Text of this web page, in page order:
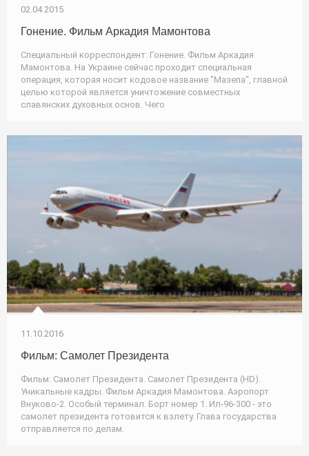
02.04.2015
Гонение. Фильм Аркадия Мамонтова
Специальный корреспондент: Гонение. Фильм Аркадия
Мамонтова. На Украине сейчас проходит специальная
операция, которая носит кодовое название "Мазепа", главной
целью которой является уничтожение совместных
славянских духовных основ. Чего
11.10.2016
Фильм: Самолет Президента
Фильм: Самолет Президента. Самолет Президента (HD).
Уникальные кадры. Фильм Аркадия Мамонтова. Аэропорт
Внуково-2. Особый терминал. Борт номер 1. Ил-96-300 - это
самолет президента готовится к взлету. Глава государства
отправляется по делам.